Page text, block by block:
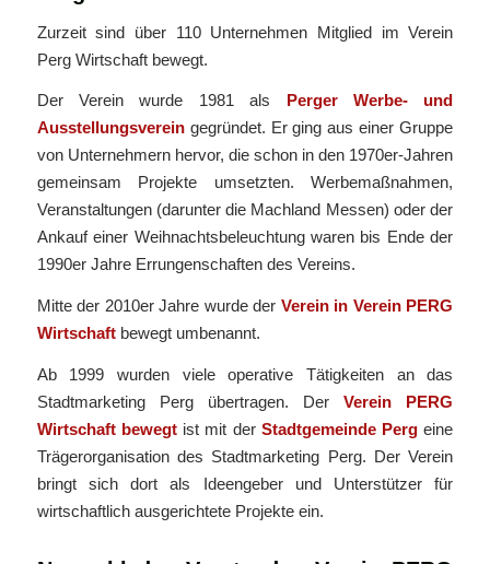
Zurzeit sind über 110 Unternehmen Mitglied im Verein
Perg Wirtschaft bewegt.
Der Verein wurde 1981 als Perger Werbe- und
Ausstellungsvereingegründet. Er ging aus einer Gruppe
von Unternehmern hervor, die schon in den 1970er-Jahren
gemeinsam Projekte umsetzten. Werbemaßnahmen,
Veranstaltungen (darunter die Machland Messen) oder der
Ankauf einer Weihnachtsbeleuchtung waren bis Ende der
1990er Jahre Errungenschaften des Vereins.
Mitte der 2010er Jahre wurde der Verein in Verein PERG
Wirtschaftbewegt umbenannt.
Ab 1999 wurden viele operative Tätigkeiten an das
Stadtmarketing Perg übertragen. DerVerein PERG
Wirtschaft bewegtist mit der Stadtgemeinde Perg eine
Trägerorganisation des Stadtmarketing Perg. Der Verein
bringt sich dort als Ideengeber und Unterstützer für
wirtschaftlich ausgerichtete Projekte ein.